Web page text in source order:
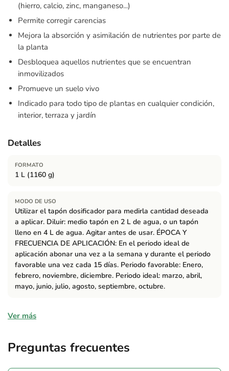
(hierro, calcio, zinc, manganeso...)
Permite corregir carencias
Mejora la absorción y asimilación de nutrientes por parte de
la planta
Desbloquea aquellos nutrientes que se encuentran
inmovilizados
Promueve un suelo vivo
Indicado para todo tipo de plantas en cualquier condición,
interior, terraza y jardín
Detalles
FORMATO
1 L (1160 g)
MODO DE USO
Utilizar el tapón dosificador para medirla cantidad deseada
a aplicar. Diluir: medio tapón en 2 L de agua, o un tapón
lleno en 4 L de agua. Agitar antes de usar. ÉPOCA Y
FRECUENCIA DE APLICACIÓN: En el periodo ideal de
aplicación abonar una vez a la semana y durante el periodo
favorable una vez cada 15 días. Periodo favorable: Enero,
febrero, noviembre, diciembre. Periodo ideal: marzo, abril,
mayo, junio, julio, agosto, septiembre, octubre.
Ingredientes
Pentóxido de Fósforo (P2O5) total 3 % soluble en agua. Óxido
Ver más
Preguntas frecuentes